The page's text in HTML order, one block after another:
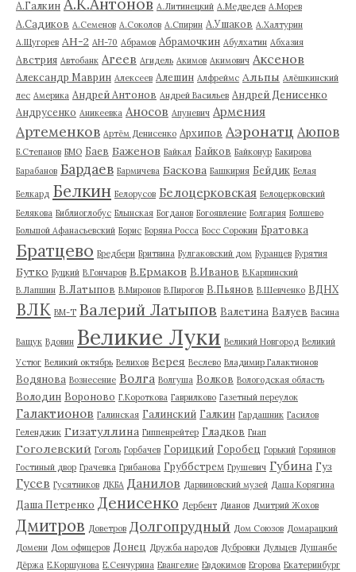
А.Галкин А.К.Антонов А.Литинецкий А.Медведев А.Морев
А.Садиков А.Семенов А.Соколов А.Спирин А.Ушаков А.Халтурин
А.Щугорев АН-2 АН-70 Абрамов Абрамочкин Абулхатин Абхазия
Австрия Автобанк Агеев Агидель Акимов Акимович Аксенов
Александр Маврин Алексеев Алешин Алфреймс Альпы Алёшкинский
лес Америка Андрей Антонов Андрей Васильев Андрей Денисенко
Андрусенко Аникеевка Аносов Апуневич Армения
Артеменков Артём Денисенко Архипов Аэронатц Аюпов
Б.Степанов БМО Баев Баженов Байкал Байков Байконур Бакирова
Барабанов Бардаев Бармичева Баскова Башкирия Бейдик Белая
Белкард Белкин Белорусов Белоцерковская Белоцерковский
Белякова Библиоглобус Блынская Богданов Богоявление Болгария Болшево
Большой Афанасьевский Борис Боряна Росса Босс Сорокин Братовка
Братцево Бредбери Бритвина Булгаковский дом Буранцев Бурятия
Бутко Буцкий В.Гончаров В.Ермаков В.Иванов В.Карпинский
В.Лапшин В.Латыпов В.Миронов В.Пирогов В.Пьянов В.Шевченко ВДНХ
ВЛК ВМ-Т Валерий Латыпов Валетина Валуев Васина
Ващук Вдовин Великие Луки Великий Новгород Великий
Устюг Великий октябрь Велихов Верея Веслево Владимир Галактионов
Водянова Вознесение Волга Волгуша Волков Вологодская область
Володин Вороново Г.Короткова Гаврилково Газетный переулок
Галактионов Галинская Галинский Галкин Гардашник Гасилов
Геленджик Гизатуллина Гиппенрейтер Гладков Гнап
Гоголевский Гоголь Горбачев Горицкий Горобец Горький Горяинов
Гостиный двор Грачевка Грибанова Груббстрем Грушевич Губина Гуз
Гусев Гусятников ДКБА Данилов Дарвиновский музей Даша Корягина
Даша Петренко Денисенко Дербент Дианов Дмитрий Жохов
Дмитров Доветров Долгопрудный Дом Союзов Домарацкий
Домени Дом офицеров Донец Дружба народов Дубровки Дульцев Душанбе
Дёржа Е.Коршунова Е.Сенчурина Евангелие Евдокимов Егорова Екатеринбург